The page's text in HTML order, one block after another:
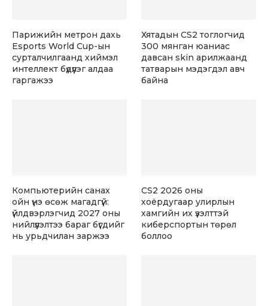
Парижийн метрон дахь
Esports World Cup-ын
сурталчилгаанд хиймэл
интеллект бүдүүлэг алдаа
гаргажээ
Хятадын CS2 тоглогчид
300 мянган юаниас
давсан skin арилжаанд
татварын мэдэгдэл авч
байна
Компьютерийн санах
ойн үнэ өсөж магадгүй:
үйлдвэрлэгчид 2027 оны
нийлүүлэлтээ бараг бүгдийг
нь урьдчилан заржээ
CS2 2026 оны
хоёрдугаар улирлын
хамгийн их үзэлттэй
киберспортын төрөл
боллоо